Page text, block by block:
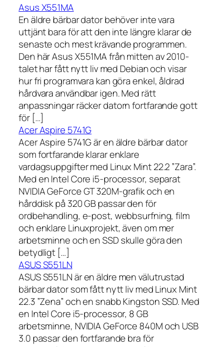
Asus X551MA
En äldre bärbar dator behöver inte vara
uttjänt bara för att den inte längre klarar de
senaste och mest krävande programmen.
Den här Asus X551MA från mitten av 2010-
talet har fått nytt liv med Debian och visar
hur fri programvara kan göra enkel, åldrad
hårdvara användbar igen. Med rätt
anpassningar räcker datorn fortfarande gott
för […]
Acer Aspire 5741G
Acer Aspire 5741G är en äldre bärbar dator
som fortfarande klarar enklare
vardagsuppgifter med Linux Mint 22.2 ”Zara”.
Med en Intel Core i5-processor, separat
NVIDIA GeForce GT 320M-grafik och en
hårddisk på 320 GB passar den för
ordbehandling, e-post, webbsurfning, film
och enklare Linuxprojekt, även om mer
arbetsminne och en SSD skulle göra den
betydligt […]
ASUS S551LN
ASUS S551LN är en äldre men välutrustad
bärbar dator som fått nytt liv med Linux Mint
22.3 ”Zena” och en snabb Kingston SSD. Med
en Intel Core i5-processor, 8 GB
arbetsminne, NVIDIA GeForce 840M och USB
3.0 passar den fortfarande bra för